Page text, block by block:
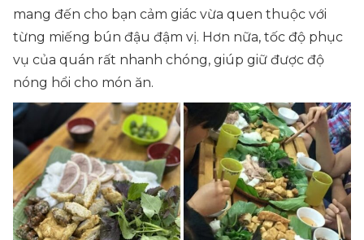
mang đến cho bạn cảm giác vừa quen thuộc với
từng miếng bún đậu đậm vị. Hơn nữa, tốc độ phục
vụ của quán rất nhanh chóng, giúp giữ được độ
nóng hổi cho món ăn.